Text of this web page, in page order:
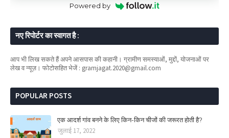
Powered by
नए रिपोर्टर का स्वागत है :
आप भी लिख सकते हैं अपने आसपास की कहानी। ग्रामीण समस्याओं, मुद्दों, योजनाओं पर
लेख व न्यूज़। फोटोसहित भेजें : gramjagat.2020@gmail.com
POPULAR POSTS
एक आदर्श गांव बनने के लिए किन-किन चीजों की जरूरत होती है?
जुलाई 17, 2022